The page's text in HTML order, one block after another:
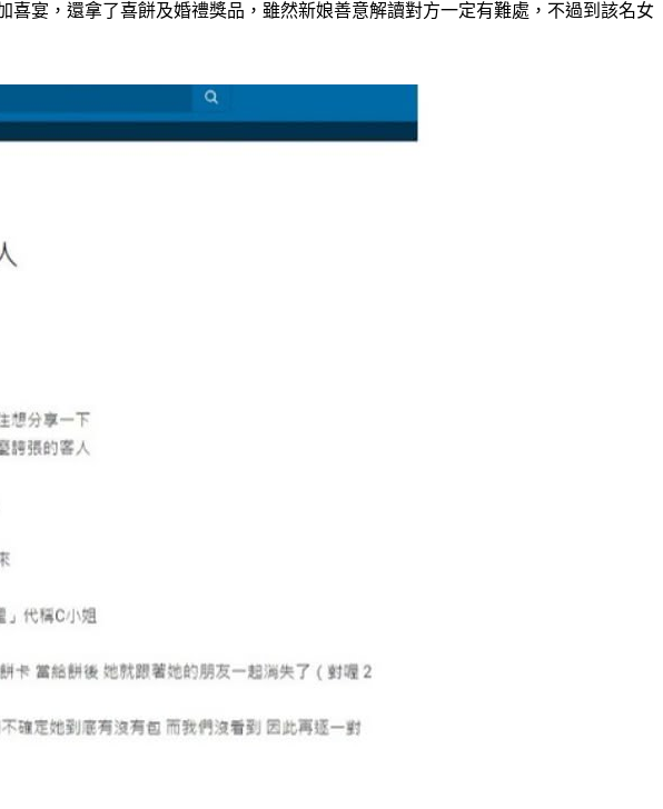
喜宴，還拿了喜餅及婚禮獎品，雖然新娘善意解讀對方一定有難處，不過到該名女